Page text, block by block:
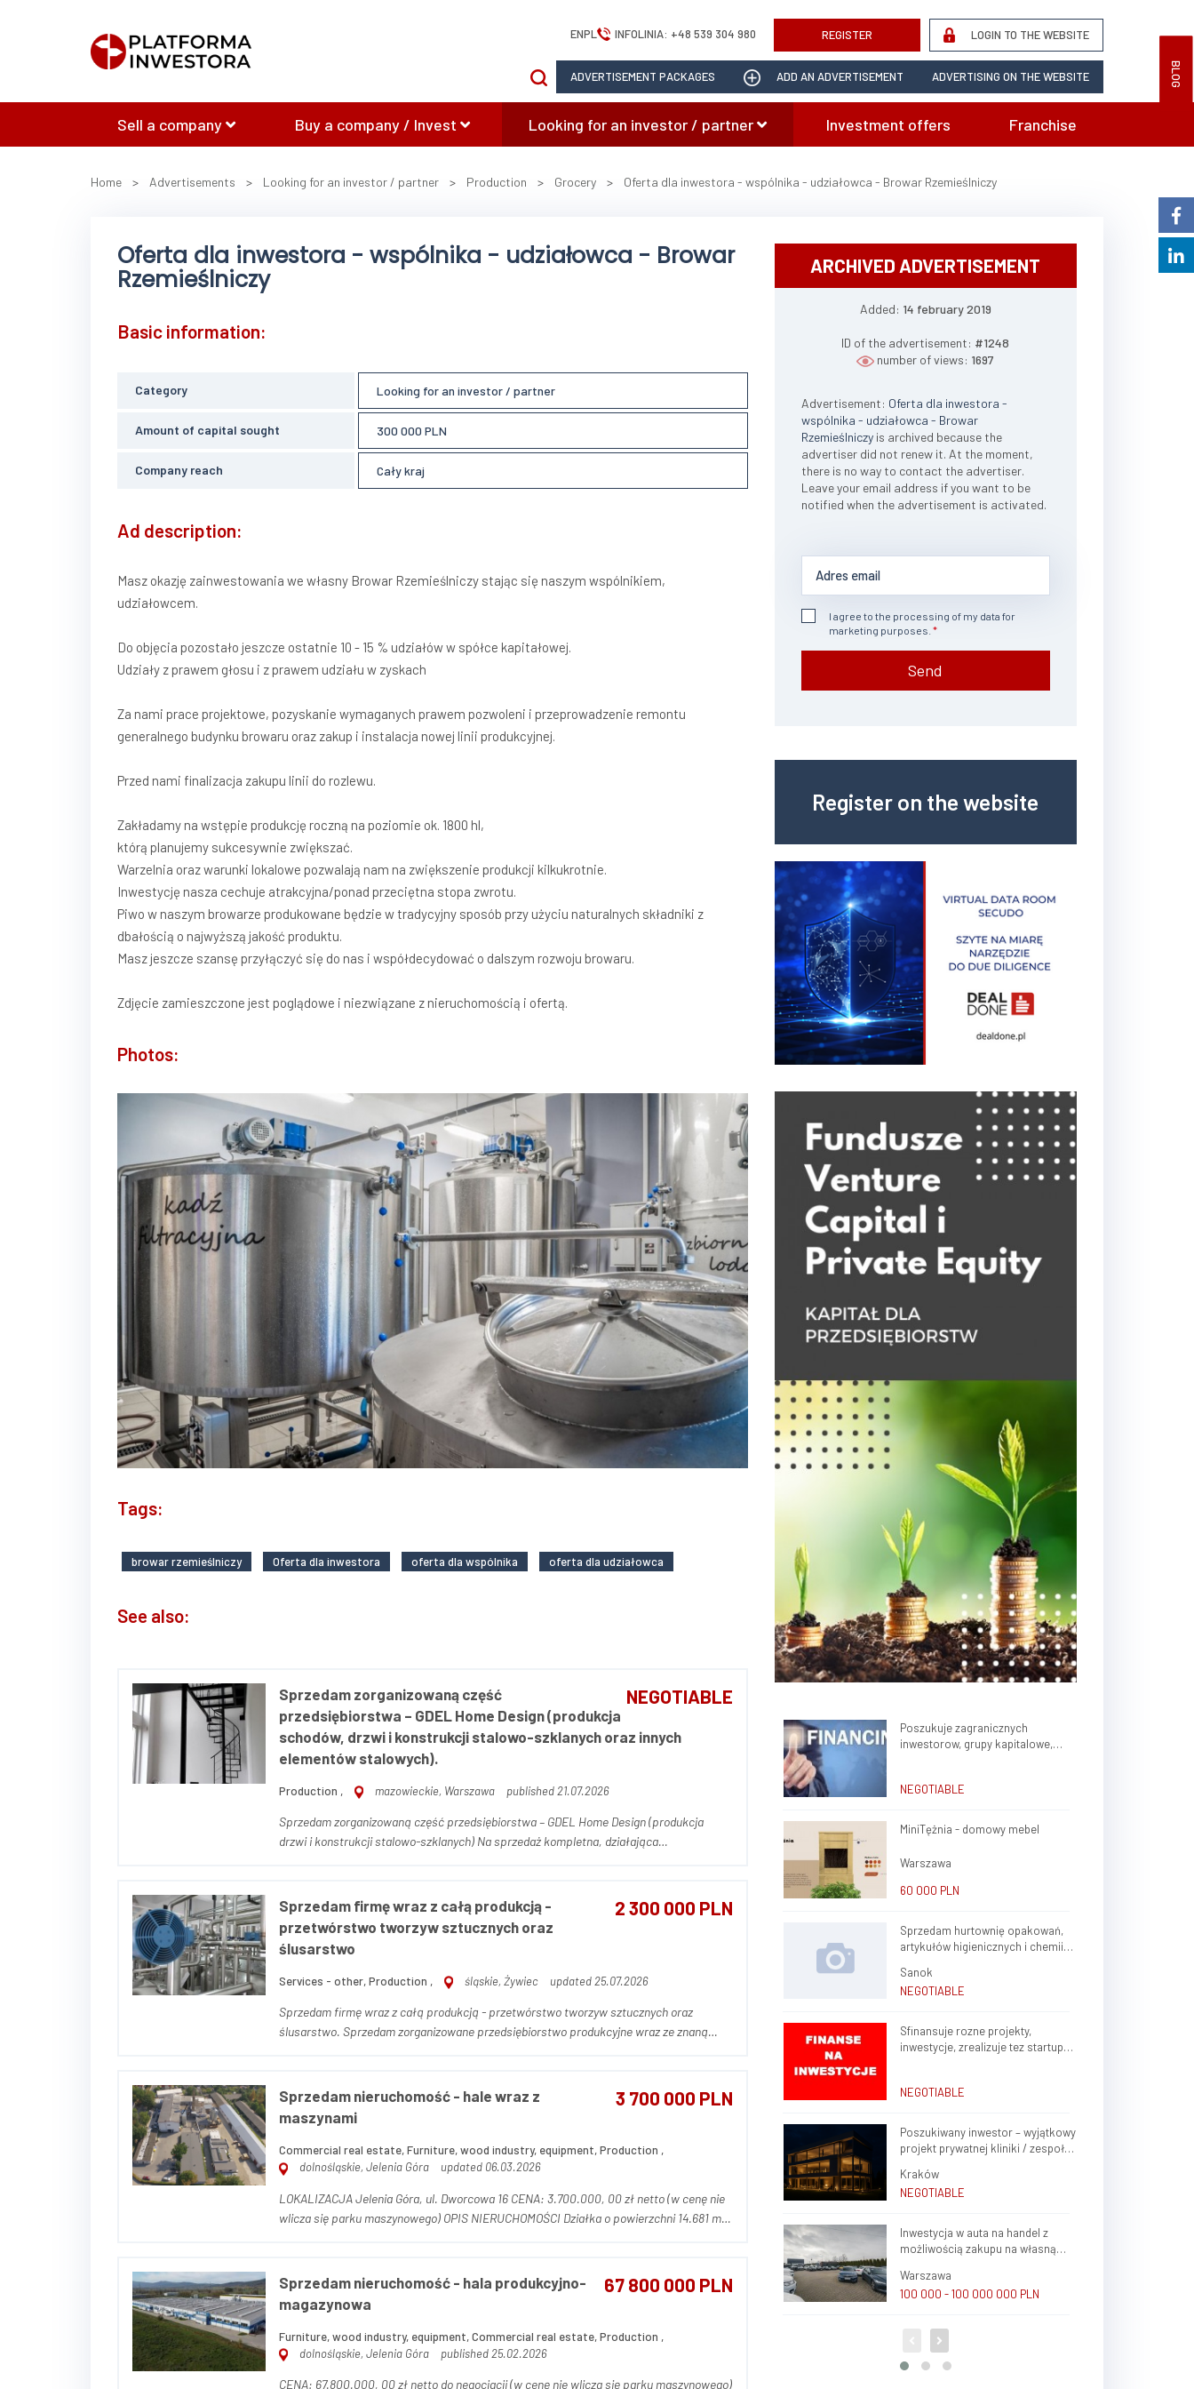
BLOG
ENPL INFOLINIA: +48 539 304 980 REGISTER LOGIN TO THE WEBSITE
ADVERTISEMENT PACKAGES ADD AN ADVERTISEMENT ADVERTISING ON THE WEBSITE
Sell a company Buy a company / Invest Looking for an investor / partner Investment offers Franchise
Home > Advertisements > Looking for an investor / partner > Production > Grocery > Oferta dla inwestora - wspólnika - udziałowca - Browar Rzemieślniczy
Oferta dla inwestora - wspólnika - udziałowca - Browar
Rzemieślniczy
Basic information:
Category Looking for an investor / partner
Amount of capital sought 300 000 PLN
Company reach Cały kraj
Ad description:
Masz okazję zainwestowania we własny Browar Rzemieślniczy stając się naszym wspólnikiem,
udziałowcem.
Do objęcia pozostało jeszcze ostatnie 10 - 15 % udziałów w spółce kapitałowej.
Udziały z prawem głosu i z prawem udziału w zyskach
Za nami prace projektowe, pozyskanie wymaganych prawem pozwoleni i przeprowadzenie remontu
generalnego budynku browaru oraz zakup i instalacja nowej linii produkcyjnej.
Przed nami finalizacja zakupu linii do rozlewu.
Zakładamy na wstępie produkcję roczną na poziomie ok. 1800 hl,
którą planujemy sukcesywnie zwiększać.
Warzelnia oraz warunki lokalowe pozwalają nam na zwiększenie produkcji kilkukrotnie.
Inwestycję nasza cechuje atrakcyjna/ponad przeciętna stopa zwrotu.
Piwo w naszym browarze produkowane będzie w tradycyjny sposób przy użyciu naturalnych składniki z
dbałością o najwyższą jakość produktu.
Masz jeszcze szansę przyłączyć się do nas i współdecydować o dalszym rozwoju browaru.
Zdjęcie zamieszczone jest poglądowe i niezwiązane z nieruchomością i ofertą.
Photos:
Tags:
browar rzemieślniczy Oferta dla inwestora oferta dla wspólnika oferta dla udziałowca
See also:
NEGOTIABLE
Sprzedam zorganizowaną część
przedsiębiorstwa – GDEL Home Design (produkcja
schodów, drzwi i konstrukcji stalowo-szklanych oraz innych
elementów stalowych).
Production , mazowieckie, Warszawa published 21.07.2026
Sprzedam zorganizowaną część przedsiębiorstwa – GDEL Home Design (produkcja
drzwi i konstrukcji stalowo-szklanych) Na sprzedaż kompletna, działająca
2 300 000 PLN
Sprzedam firmę wraz z całą produkcją -
przetwórstwo tworzyw sztucznych oraz
ślusarstwo
Services - other, Production , śląskie, Żywiec updated 25.07.2026
Sprzedam firmę wraz z całą produkcją - przetwórstwo tworzyw sztucznych oraz
ślusarstwo. Sprzedam zorganizowane przedsiębiorstwo produkcyjne wraz ze znaną
3 700 000 PLN
Sprzedam nieruchomość - hale wraz z
maszynami
Commercial real estate, Furniture, wood industry, equipment, Production ,
dolnośląskie, Jelenia Góra
updated 06.03.2026
LOKALIZACJA Jelenia Góra, ul. Dworcowa 16 CENA: 3.700.000, 00 zł netto (w cenę nie
wlicza się parku maszynowego) OPIS NIERUCHOMOŚCI Działka o powierzchni 14.681 m²
67 800 000 PLN
Sprzedam nieruchomość - hala produkcyjno-
magazynowa
Furniture, wood industry, equipment, Commercial real estate, Production ,
dolnośląskie, Jelenia Góra
published 25.02.2026
CENA: 67.800.000, 00 zł netto do negocjacji (w cenę nie wlicza się parku maszynowego)
ARCHIVED ADVERTISEMENT
Added: 14 february 2019
ID of the advertisement: #1248
number of views: 1697
Advertisement: Oferta dla inwestora -
wspólnika - udziałowca - Browar
Rzemieślniczy is archived because the
advertiser did not renew it. At the moment,
there is no way to contact the advertiser.
Leave your email address if you want to be
notified when the advertisement is activated.
I agree to the processing of my data for
marketing purposes.
Send
Register on the website
Poszukuje zagranicznych
inwestorow, grupy kapitalowe,
NEGOTIABLE
MiniTężnia - domowy mebel
Warszawa
60 000 PLN
Sprzedam hurtownię opakowań,
artykułów higienicznych i chemii
Sanok
NEGOTIABLE
Sfinansuje rozne projekty,
inwestycje, zrealizuje tez startup
NEGOTIABLE
Poszukiwany inwestor – wyjątkowy
projekt prywatnej kliniki / zespołu
Krakowa (Krowodrza)
Kraków
NEGOTIABLE
Inwestycja w auta na handel z
możliwością zakupu na własną
zysku
Warszawa
100 000 - 100 000 000 PLN